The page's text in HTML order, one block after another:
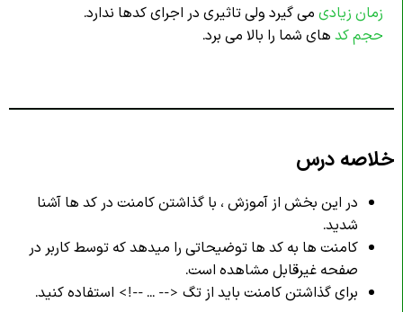
زمان زیادی می گیرد ولی تاثیری در اجرای کدها ندارد.
حجم کد های شما را بالا می برد.
خلاصه درس
در این بخش از آموزش ، با گذاشتن کامنت در کد ها آشنا
شدید.
کامنت ها به کد ها توضیحاتی را میدهد که توسط کاربر در
صفحه غیرقابل مشاهده است.
برای گذاشتن کامنت باید از تگ <-- ... --!> استفاده کنید.